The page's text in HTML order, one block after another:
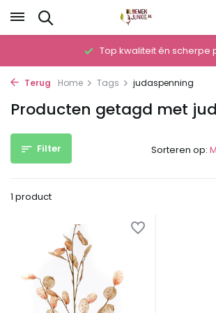
Top kwaliteit én scherpe
Terug Home Tags judaspenning
Producten getagd met
Filter
1 product
Sorteren op: